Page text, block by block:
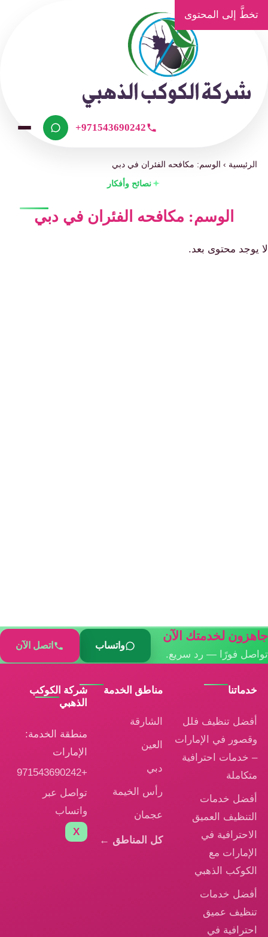
تخطَّ إلى المحتوى
+971543690242
الرئيسية ›الوسم: مكافحه الفئران في دبي
نصائح وأفكار
الوسم: مكافحه الفئران في دبي
لا يوجد محتوى بعد.
جاهزون لخدمتك الآن
تواصل فورًا — رد سريع.
واتساب اتصل الآن
خدماتنا
أفضل تنظيف فلل
وقصور في الإمارات
– خدمات احترافية
متكاملة
أفضل خدمات
التنظيف العميق
الاحترافية في
الإمارات مع
الكوكب الذهبي
أفضل خدمات
تنظيف عميق
احترافية في
مناطق الخدمة
الشارقة
العين
دبي
رأس الخيمة
عجمان
كل المناطق ←
شركة الكوكب
الذهبي
منطقة الخدمة:
الإمارات
+971543690242
تواصل عبر
واتساب
X